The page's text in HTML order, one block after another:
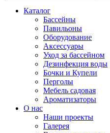
Каталог
Бассейны
Павильоны
Оборудование
Аксессуары
Уход за бассейном
Дезинфекция воды
Бочки и Купели
Перголы
Мебель садовая
Ароматизаторы
О нас
Наши проекты
Галерея